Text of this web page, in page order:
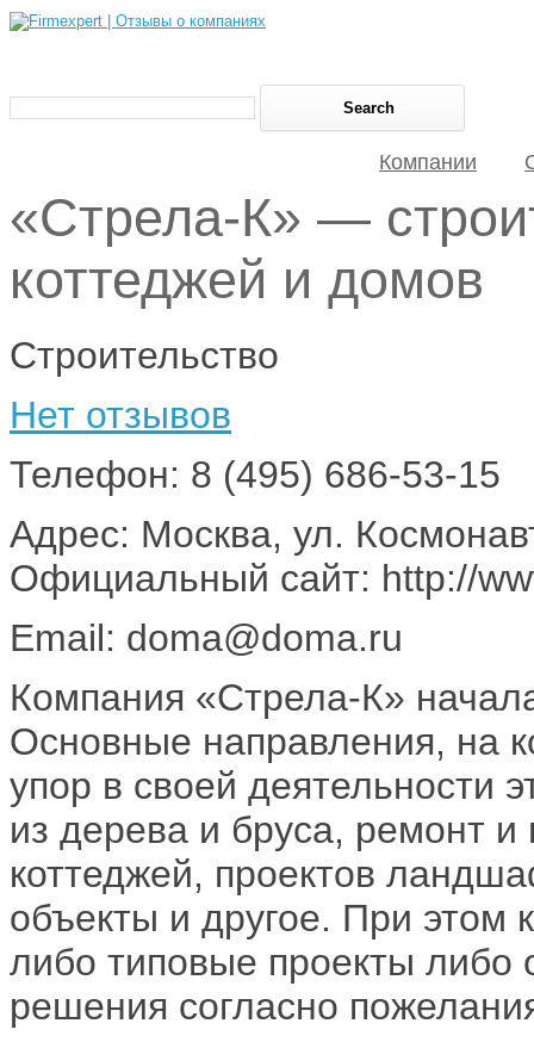
Компании
«Стрела-К» —
коттеджей и домов
Строительство
Нет отзывов
Телефон: 8 (495) 686-53-15
Адрес: Москва, ул.
Официальный сайт: http://
Email: doma@doma.ru
Компания «Стрела-К»
Основные направления, на
упор в своей деятельности
из дерева и бруса, ремонт
коттеджей, проектов
объекты и другое. При этом
либо типовые проекты либо
решения согласно